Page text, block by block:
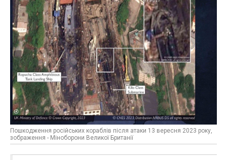
Пошкодження російських кораблів після атаки 13 вересня 2023 року,
зображення - Міноборони Великої Британії